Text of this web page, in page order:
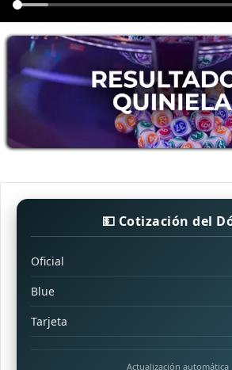
💵 Cotización del
Oficial
Blue
Tarjeta
Actualización automática